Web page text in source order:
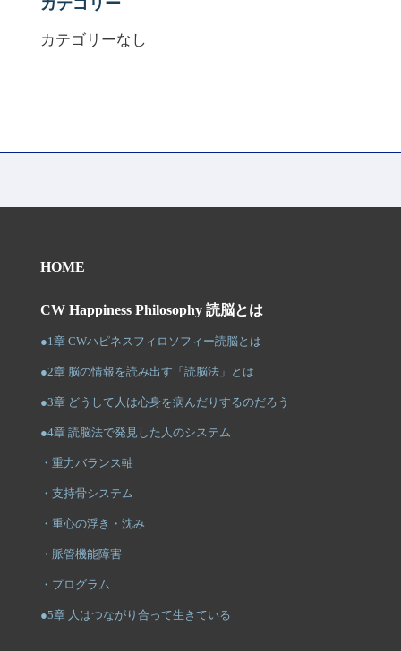
カテゴリー
カテゴリーなし
HOME
CW Happiness Philosophy 読脳とは
●1章 CWハピネスフィロソフィー読脳とは
●2章 脳の情報を読み出す「読脳法」とは
●3章 どうして人は心身を病んだりするのだろう
●4章 読脳法で発見した人のシステム
・重力バランス軸
・支持骨システム
・重心の浮き・沈み
・脈管機能障害
・プログラム
●5章 人はつながり合って生きている